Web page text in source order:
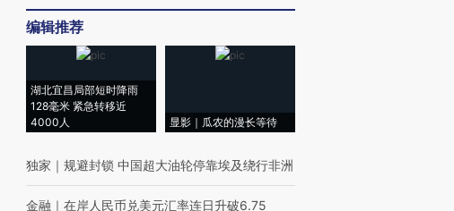
编辑推荐
湖北宜昌局部短时降雨
128毫米 紧急转移近
4000人
显影｜瓜农的漫长等待
独家 ｜ 规避封锁 中国超大油轮停靠埃及绕行非洲
金融 ｜ 在岸人民币兑美元汇率连日升破6.75